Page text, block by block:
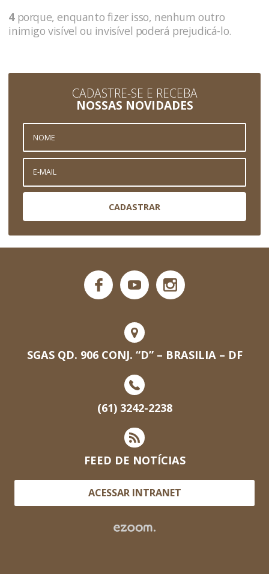
4porque, enquanto fizer isso, nenhum outro
inimigo visível ou invisível poderá prejudicá-lo.
CADASTRE-SE E RECEBA
NOSSAS NOVIDADES
CADASTRAR
SGAS QD. 906 CONJ. “D” – BRASILIA – DF
(61) 3242-2238
FEED DE NOTÍCIAS
ACESSAR INTRANET